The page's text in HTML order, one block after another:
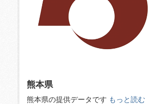
熊本県
熊本県の提供データです もっと読む